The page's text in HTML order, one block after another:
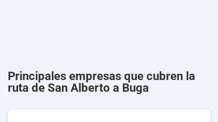
Principales empresas que cubren la
ruta de San Alberto a Buga